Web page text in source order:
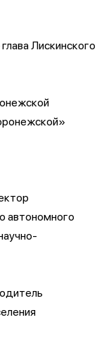
Лискинского
автономного